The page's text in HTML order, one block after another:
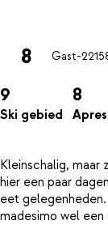
8 Gast-
9
Ski gebied
8
Kleinschalig, maar
hier een paar
eet
madesimo wel een